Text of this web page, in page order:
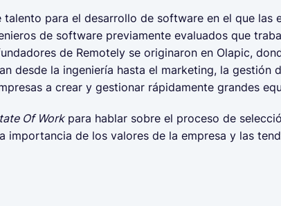
para el desarrollo de software en el que las
de software previamente evaluados que
de Remotely se originaron en Olapic,
desde la ingeniería hasta el marketing, la gestión
a crear y gestionar rápidamente grandes
Of Workpara hablar sobre el proceso de
importancia de los valores de la empresa y las